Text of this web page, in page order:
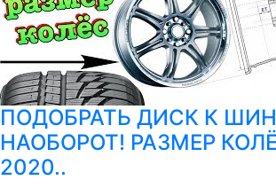
ПОДОБРАТЬ ДИСК К
НАОБОРОТ! РАЗМЕР
2020..